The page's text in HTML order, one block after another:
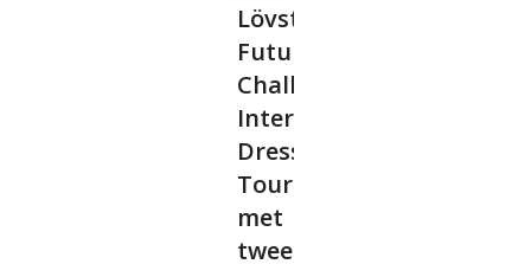
Lövsta
Future
Challenge
International
Dressage
Tour
met
twee